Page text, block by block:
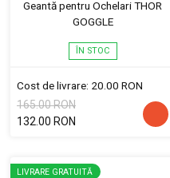
Geantă pentru Ochelari THOR
GOGGLE
ÎN STOC
Cost de livrare: 20.00 RON
165.00 RON
132.00 RON
LIVRARE GRATUITĂ